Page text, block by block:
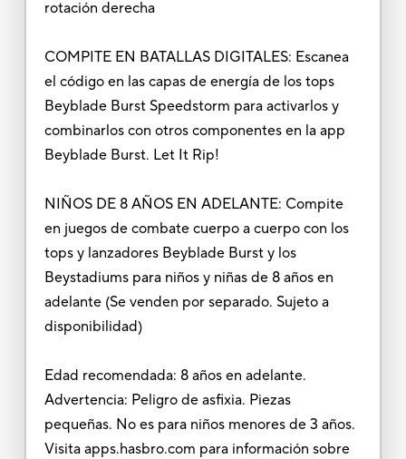
rotación derecha
COMPITE EN BATALLAS DIGITALES: Escanea
el código en las capas de energía de los tops
Beyblade Burst Speedstorm para activarlos y
combinarlos con otros componentes en la app
Beyblade Burst. Let It Rip!
NIÑOS DE 8 AÑOS EN ADELANTE: Compite
en juegos de combate cuerpo a cuerpo con los
tops y lanzadores Beyblade Burst y los
Beystadiums para niños y niñas de 8 años en
adelante (Se venden por separado. Sujeto a
disponibilidad)
Edad recomendada: 8 años en adelante.
Advertencia: Peligro de asfixia. Piezas
pequeñas. No es para niños menores de 3 años.
Visita apps.hasbro.com para información sobre